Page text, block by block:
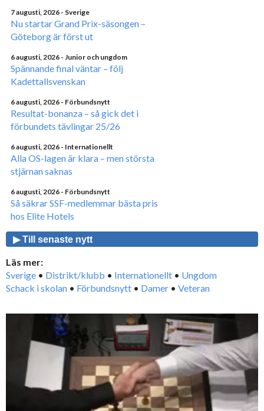
7 augusti, 2026 - Sverige
Nu startar Grand Prix-säsongen –
Göteborg är först ut
6 augusti, 2026 - Junior och ungdom
Spännande final väntar – följ
Kadettallsvenskan
6 augusti, 2026 - Förbundsnytt
Resultat-bonanza – så gick det i
förbundets tävlingar 25/26
6 augusti, 2026 - Internationellt
Alla OS-lagen är klara – men största
stjärnan saknas
6 augusti, 2026 - Förbundsnytt
Så säkrar SSF-medlemmar bästa pris
hos Elite Hotels
▶ Till senaste nytt
Läs mer:
Sverige • Distrikt/klubb • Internationellt • Ungdom
Schack i skolan • Förbundsnytt • Damer • Veteran